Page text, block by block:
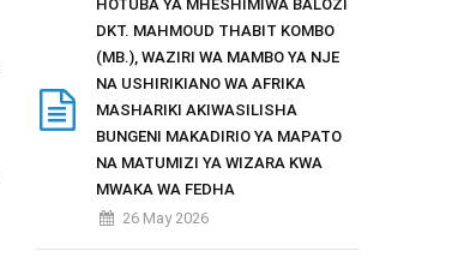
HOTUBA YA MHESHIMIWA BALOZI
DKT. MAHMOUD THABIT KOMBO
(MB.), WAZIRI WA MAMBO YA NJE
NA USHIRIKIANO WA AFRIKA
MASHARIKI AKIWASILISHA
BUNGENI MAKADIRIO YA MAPATO
NA MATUMIZI YA WIZARA KWA
MWAKA WA FEDHA
26 May 2026